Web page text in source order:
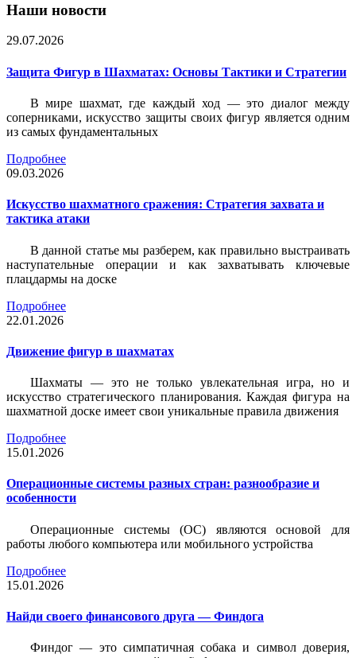
Наши новости
29.07.2026
Защита Фигур в Шахматах: Основы Тактики и Стратегии
В мире шахмат, где каждый ход — это диалог между
соперниками, искусство защиты своих фигур является одним
из самых фундаментальных
Подробнее
09.03.2026
Искусство шахматного сражения: Стратегия захвата и
тактика атаки
В данной статье мы разберем, как правильно выстраивать
наступательные операции и как захватывать ключевые
плацдармы на доске
Подробнее
22.01.2026
Движение фигур в шахматах
Шахматы — это не только увлекательная игра, но и
искусство стратегического планирования. Каждая фигура на
шахматной доске имеет свои уникальные правила движения
Подробнее
15.01.2026
Операционные системы разных стран: разнообразие и
особенности
Операционные системы (ОС) являются основой для
работы любого компьютера или мобильного устройства
Подробнее
15.01.2026
Найди своего финансового друга — Финдога
Финдог — это симпатичная собака и символ доверия,